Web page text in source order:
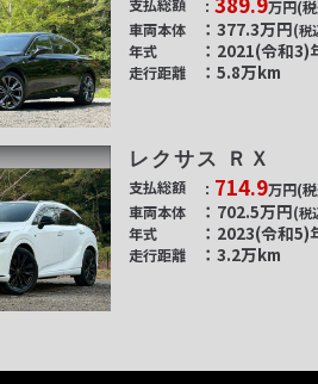
支払総額 万円(
車両本体
377.3万円(税
年式 2021(令和3)
走行距離 5.8万km
レクサス ＲＸ
支払総額 714.9万円(
車両本体
702.5万円(税
年式 2023(令和5)
走行距離 3.2万km